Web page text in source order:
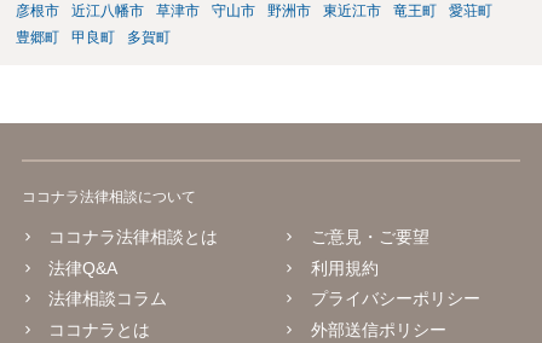
彦根市
近江八幡市 草津市 守山市 野洲市 東近江市 竜王町
愛荘町
豊郷町
甲良町 多賀町
ココナラ法律相談について
ココナラ法律相談とは
法律Q&A
法律相談コラム
ココナラとは
ご意見・ご要望
利用規約
プライバシーポリシー
外部送信ポリシー